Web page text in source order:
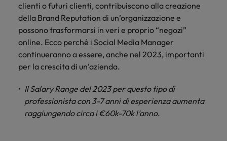
clienti o futuri clienti, contribuiscono alla creazione
della Brand Reputation di un’organizzazione e
possono trasformarsi in veri e proprio “negozi”
online. Ecco perché i Social Media Manager
continueranno a essere, anche nel 2023, importanti
per la crescita di un’azienda.
Il Salary Range del 2023 per questo tipo di
professionista con 3-7 anni di esperienza aumenta
raggiungendo circa i €60k-70k l’anno.